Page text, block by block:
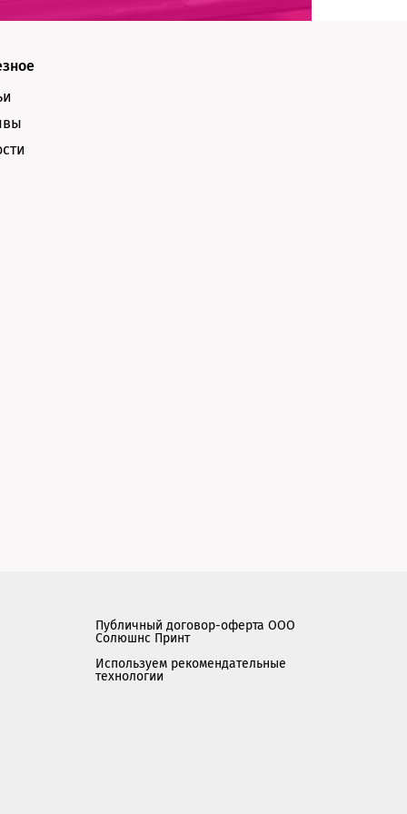
Публичный договор-оферта ООО
Солюшнс Принт
Используем рекомендательные
технологии